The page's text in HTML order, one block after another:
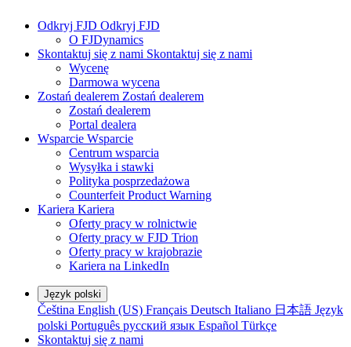
Odkryj FJD Odkryj FJD
O FJDynamics
Skontaktuj się z nami Skontaktuj się z nami
Wycenę
Darmowa wycena
Zostań dealerem Zostań dealerem
Zostań dealerem
Portal dealera
Wsparcie Wsparcie
Centrum wsparcia
Wysyłka i stawki
Polityka posprzedażowa
Counterfeit Product Warning
Kariera Kariera
Oferty pracy w rolnictwie
Oferty pracy w FJD Trion
Oferty pracy w krajobrazie
Kariera na LinkedIn
Język polski
Čeština English (US) Français Deutsch Italiano 日本語 Język
polski Português русский язык Español Türkçe
Skontaktuj się z nami